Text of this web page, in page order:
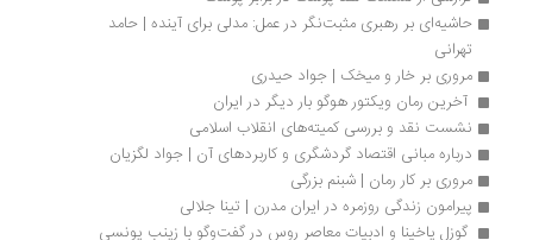
حاشیه‌ای بر رهبری مثبت‌نگر در عمل: مدلی برای آینده | حامد
مروری بر خار و میخک | جواد حیدری
آخرین رمان ویکتور هوگو بار دیگر در ایران
نشست نقد و بررسی کمیته‌های انقلاب اسلامی
درباره مبانی اقتصاد گردشگری و کاربردهای آن | جواد لگزیان
مروری بر کار رمان | شبنم بزرگی
پیرامون زندگی روزمره در ایران مدرن | تینا جلالی
گوزل یاخینا و ادبیات معاصر روس در گفت‌وگو با زینب یونسی